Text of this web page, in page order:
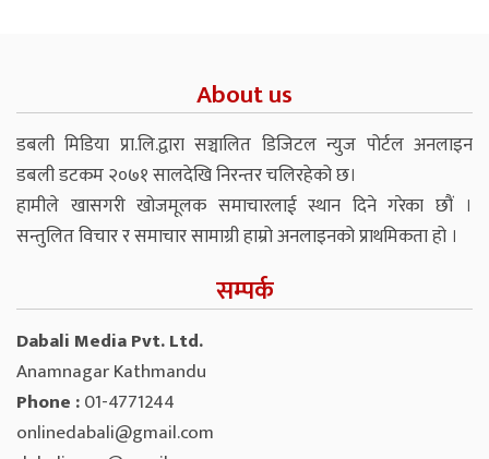
About us
डबली मिडिया प्रा.लि.द्वारा सञ्चालित डिजिटल न्युज पोर्टल अनलाइन
डबली डटकम २०७१ सालदेखि निरन्तर चलिरहेको छ।
हामीले खासगरी खोजमूलक समाचारलाई स्थान दिने गरेका छौं ।
सन्तुलित विचार र समाचार सामाग्री हाम्रो अनलाइनको प्राथमिकता हो ।
सम्पर्क
Dabali Media Pvt. Ltd.
Anamnagar Kathmandu
Phone :01-4771244
onlinedabali@gmail.com